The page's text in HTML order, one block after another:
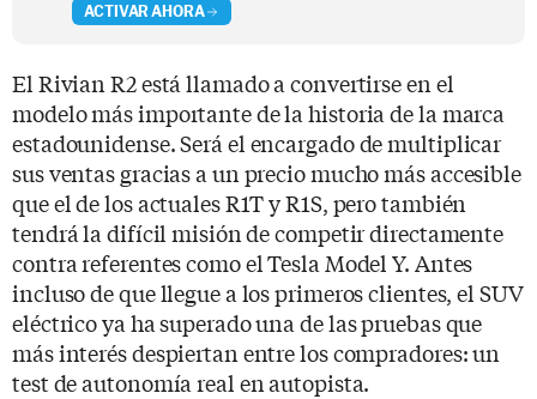
ACTIVAR AHORA
El Rivian R2 está llamado a convertirse en el
modelo más importante de la historia de la marca
estadounidense. Será el encargado de multiplicar
sus ventas gracias a un precio mucho más accesible
que el de los actuales R1T y R1S, pero también
tendrá la difícil misión de competir directamente
contra referentes como el Tesla Model Y. Antes
incluso de que llegue a los primeros clientes, el SUV
eléctrico ya ha superado una de las pruebas que
más interés despiertan entre los compradores: un
test de autonomía real en autopista.